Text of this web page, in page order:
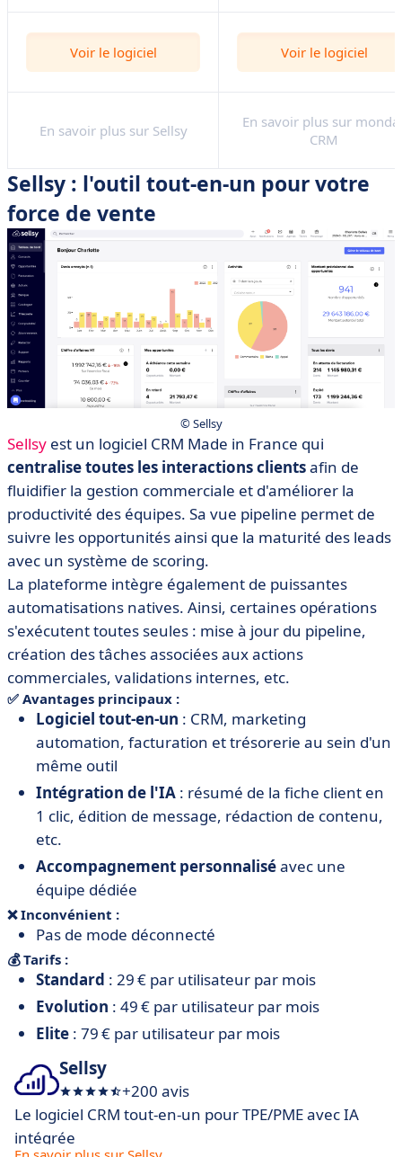
Voir le logiciel Voir le logiciel
En savoir plus sur Sellsy
En savoir plus sur
CRM
Sellsy : l'outil tout-en-un pour votre
force de vente
© Sellsy
Sellsy est un logiciel CRM Made in France qui
centralise toutes les interactions clientsafin de
fluidifier la gestion commerciale et d'améliorer la
productivité des équipes. Sa vue pipeline permet de
suivre les opportunités ainsi que la maturité des leads
avec un système de scoring.
La plateforme intègre également de puissantes
automatisations natives. Ainsi, certaines opérations
s'exécutent toutes seules : mise à jour du pipeline,
création des tâches associées aux actions
commerciales, validations internes, etc.
✅ Avantages principaux :
Logiciel tout-en-un : CRM, marketing
automation, facturation et trésorerie au sein d'un
même outil
Intégration de l'IA : résumé de la fiche client en
1 clic, édition de message, rédaction de contenu,
etc.
Accompagnement personnaliséavec une
équipe dédiée
❌ Inconvénient :
Pas de mode déconnecté
💰 Tarifs :
Standard : 29 € par utilisateur par mois
Evolution : 49 € par utilisateur par mois
Elite : 79 € par utilisateur par mois
Sellsy
+200 avis
Le logiciel CRM tout-en-un pour TPE/PME avec IA
intégrée